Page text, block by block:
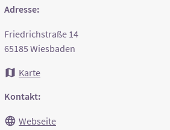
Adresse:
Friedrichstraße 14
65185 Wiesbaden
Karte
Kontakt:
Webseite